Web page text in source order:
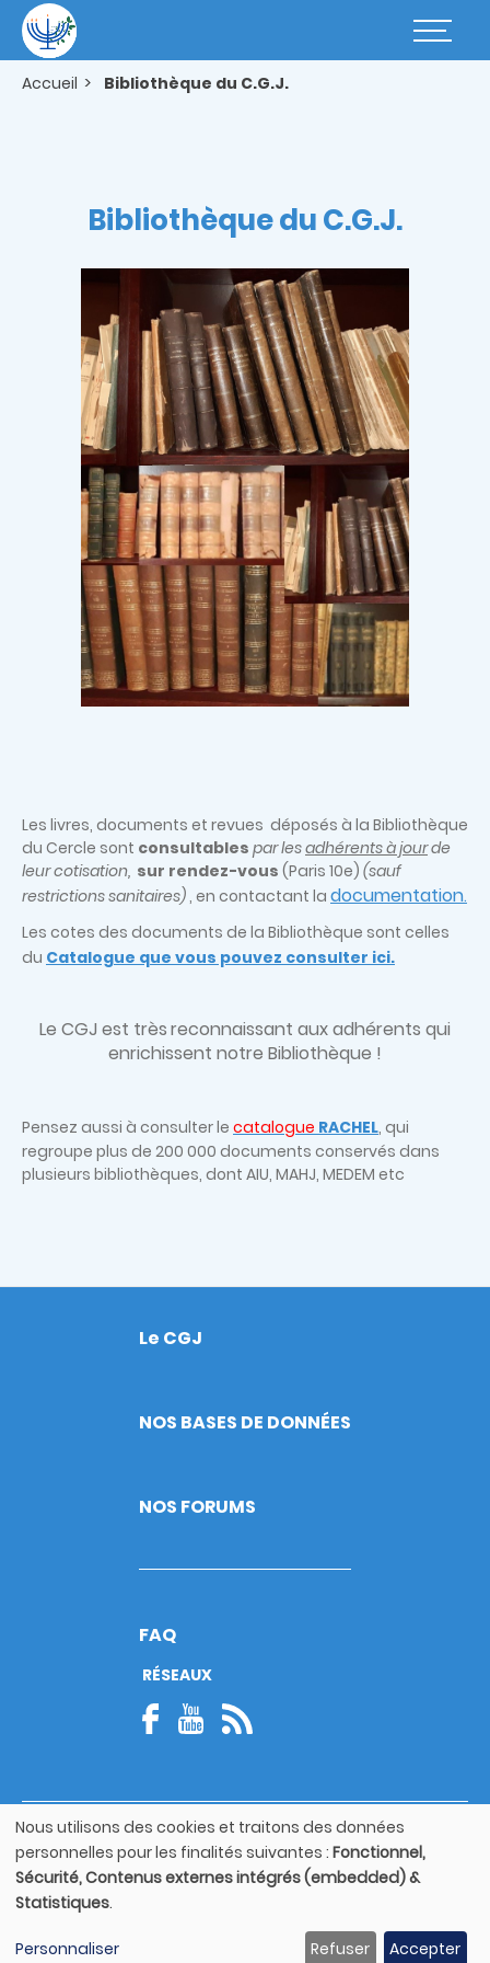
contenu
principal
Basculer
Accueil Bibliothèque du C.G.J.
Bibliothèque du C.G.J.
Les livres, documents et revues déposés à la Bibliothèque
du Cercle sont consultables par lesadhérents à jourde
leur cotisation, sur rendez-vous (Paris 10e) (sauf
restrictions sanitaires), en contactant la documentation.
Les cotes des documents de la Bibliothèque sont celles
du Catalogue que vous pouvez consulter ici.
Le CGJ est trèsreconnaissant aux adhérents qui
enrichissent notre Bibliothèque !
Pensez aussi à consulter le catalogue RACHEL, qui
regroupe plus de 200 000 documents conservés dans
plusieurs bibliothèques, dont AIU, MAHJ, MEDEM etc
Footer
Le CGJ
NOS BASES DE DONNÉES
NOS FORUMS
FAQ
RÉSEAUX
© Copyright 2026
Footer
bottom
Mentions légales
Utilisation
des
données
personnelles
et
Nous utilisons des cookies et traitons des données
personnelles pour les finalités suivantes : Fonctionnel,
Sécurité, Contenus externes intégrés (embedded) &
Statistiques.
Personnaliser Refuser Accepter